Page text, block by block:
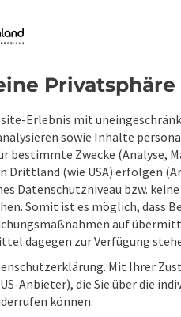
Privatsphäre
Erlebnis mit
sowie Inhalte
bestimmte Zwecke (Analyse,
(wie USA) erfolgen
Datenschutzniveau bzw. keine
Somit ist es möglich, dass
auf
dagegen zur Verfügung
Mit Ihrer
Anbieter), die Sie über die
können.